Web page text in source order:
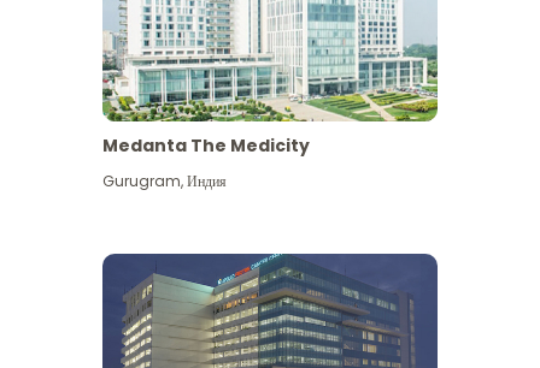
Medanta The Medicity
Gurugram,Индия